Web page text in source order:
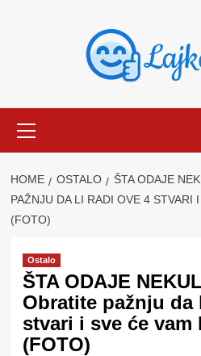
Menu
HOME OSTALO
ŠTA ODAJE
PAŽNJU DA LI RADI OVE 4 STVARI
(FOTO)
Ostalo
ŠTA ODAJE
Obratite pažnju da
stvari i sve će vam
(FOTO)